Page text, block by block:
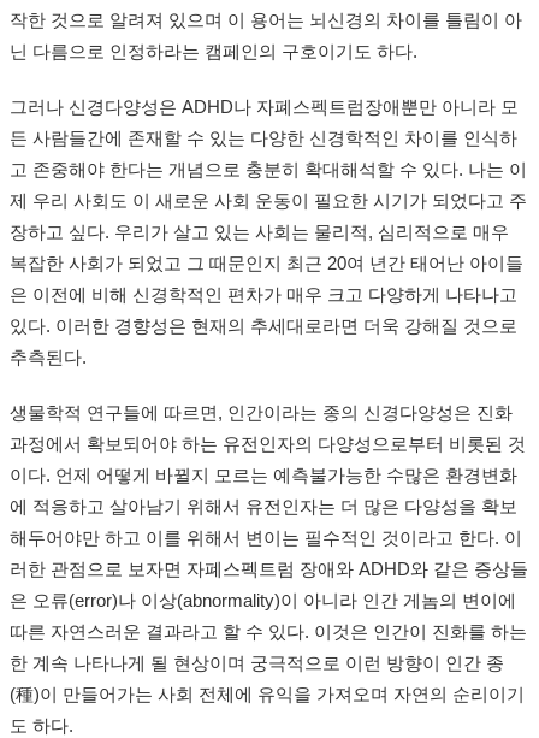
작한 것으로 알려져 있으며 이 용어는 뇌신경의 차이를 틀림이 아
닌 다름으로 인정하라는 캠페인의 구호이기도 하다.
그러나 신경다양성은 ADHD나 자폐스펙트럼장애뿐만 아니라 모
든 사람들간에 존재할 수 있는 다양한 신경학적인 차이를 인식하
고 존중해야 한다는 개념으로 충분히 확대해석할 수 있다. 나는 이
제 우리 사회도 이 새로운 사회 운동이 필요한 시기가 되었다고 주
장하고 싶다. 우리가 살고 있는 사회는 물리적, 심리적으로 매우
복잡한 사회가 되었고 그 때문인지 최근 20여 년간 태어난 아이들
은 이전에 비해 신경학적인 편차가 매우 크고 다양하게 나타나고
있다. 이러한 경향성은 현재의 추세대로라면 더욱 강해질 것으로
추측된다.
생물학적 연구들에 따르면, 인간이라는 종의 신경다양성은 진화
과정에서 확보되어야 하는 유전인자의 다양성으로부터 비롯된 것
이다. 언제 어떻게 바뀔지 모르는 예측불가능한 수많은 환경변화
에 적응하고 살아남기 위해서 유전인자는 더 많은 다양성을 확보
해두어야만 하고 이를 위해서 변이는 필수적인 것이라고 한다. 이
러한 관점으로 보자면 자폐스펙트럼 장애와 ADHD와 같은 증상들
은 오류(error)나 이상(abnormality)이 아니라 인간 게놈의 변이에
따른 자연스러운 결과라고 할 수 있다. 이것은 인간이 진화를 하는
한 계속 나타나게 될 현상이며 궁극적으로 이런 방향이 인간 종
(種)이 만들어가는 사회 전체에 유익을 가져오며 자연의 순리이기
도 하다.